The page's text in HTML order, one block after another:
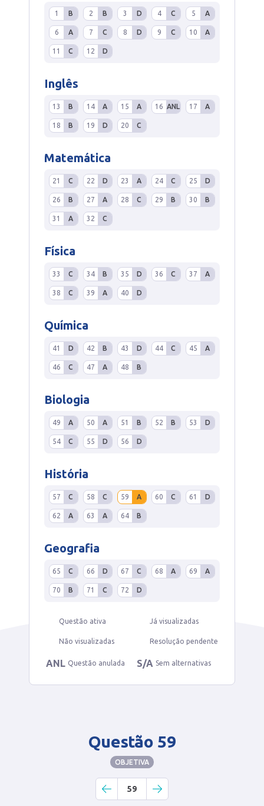
1 B 2 B 3 D 4 C 5 A
6 A 7 C 8 D 9 C 10 A
11 C 12 D
Inglês
13 B 14 A 15 A 16 ANL 17 A
18 B 19 D 20 C
Matemática
21 C 22 D 23 A 24 C 25 D
26 B 27 A 28 C 29 B 30 B
31 A 32 C
Física
33 C 34 B 35 D 36 C 37 A
38 C 39 A 40 D
Química
41 D 42 B 43 D 44 C 45 A
46 C 47 A 48 B
Biologia
49 A 50 A 51 B 52 B 53 D
54 C 55 D 56 D
História
57 C 58 C 59 A 60 C 61 D
62 A 63 A 64 B
Geografia
65 C 66 D 67 C 68 A 69 A
70 B 71 C 72 D
Questão ativa Já visualizadas
Não visualizadas Resolução pendente
ANL Questão anulada S/A Sem alternativas
Questão 59
OBJETIVA
59